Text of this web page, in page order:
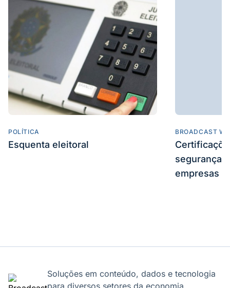
POLÍTICA
Esquenta eleitoral
BROADCAST
segurança
empresas
Soluções em conteúdo, dados e tecnologia